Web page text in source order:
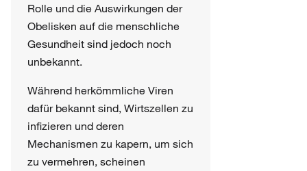
Rolle und die Auswirkungen der
Obelisken auf die menschliche
Gesundheit sind jedoch noch
unbekannt.
Während herkömmliche Viren
dafür bekannt sind, Wirtszellen zu
infizieren und deren
Mechanismen zu kapern, um sich
zu vermehren, scheinen